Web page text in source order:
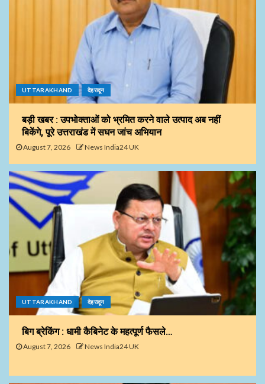
UTTARAKHAND देहरादून
बड़ी खबर : उपभोक्ताओं को भ्रमित करने वाले उत्पाद अब नहीं
बिकेंगे, पूरे उत्तराखंड में सघन जांच अभियान
August 7, 2026 News India24 UK
UTTARAKHAND देहरादून
बिग ब्रेकिंग : धामी कैबिनेट के महत्पूर्ण फैसले…
August 7, 2026 News India24 UK